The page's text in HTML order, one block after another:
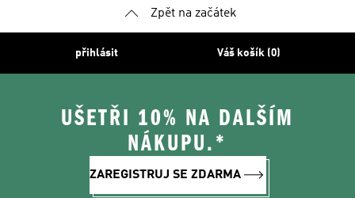
Zpět na začátek
přihlásit Váš košík (0)
UŠETŘI 10% NA DALŠÍM
NÁKUPU.*
ZAREGISTRUJ SE ZDARMA